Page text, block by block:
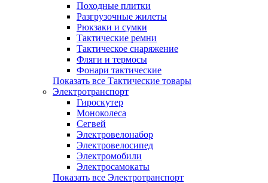
Походные плитки
Разгрузочные жилеты
Рюкзаки и сумки
Тактические ремни
Тактическое снаряжение
Фляги и термосы
Фонари тактические
Показать все Тактические товары
Электротранспорт
Гироскутер
Моноколеса
Сегвей
Электровелонабор
Электровелосипед
Электромобили
Электросамокаты
Показать все Электротранспорт